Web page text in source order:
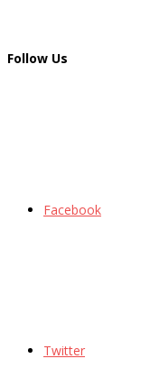
Follow Us
Facebook
Twitter